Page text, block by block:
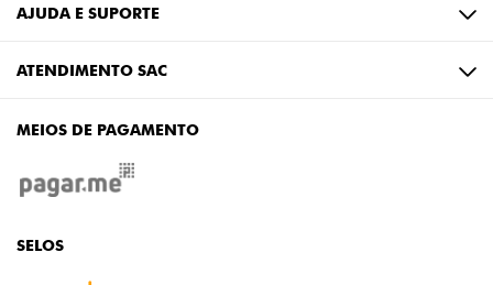
AJUDA E SUPORTE
ATENDIMENTO SAC
MEIOS DE PAGAMENTO
SELOS